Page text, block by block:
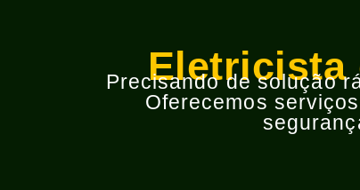
Eletricista
Precisando de solução
Oferecemos